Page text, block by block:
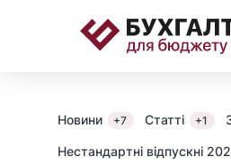
Новини +7 Статті +1
Нестандартні відпускні